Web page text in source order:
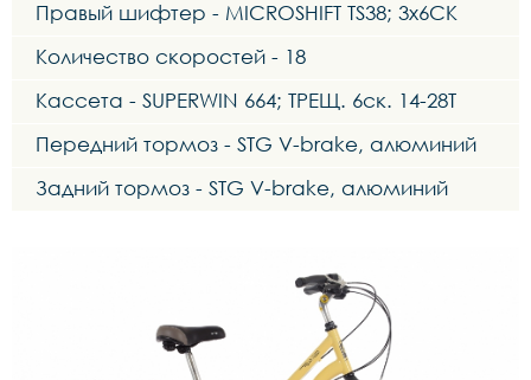
Правый шифтер - MICROSHIFT TS38; 3x6СК
Количество скоростей - 18
Кассета - SUPERWIN 664; ТРЕЩ. 6ск. 14-28T
Передний тормоз - STG V-brake, алюминий
Задний тормоз - STG V-brake, алюминий